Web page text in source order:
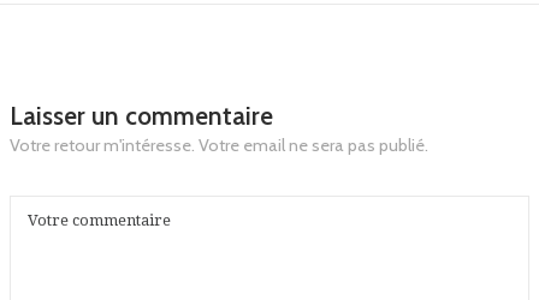
Laisser un commentaire
Votre retour m'intéresse. Votre email ne sera pas publié.